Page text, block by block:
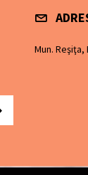
Mun. Reşiţa,